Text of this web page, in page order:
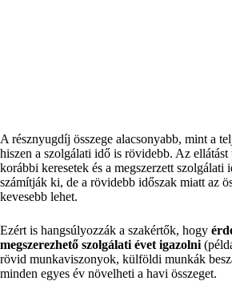
A résznyugdíj összege alacsonyabb, mint a
hiszen a szolgálati idő is rövidebb. Az ellátást
korábbi keresetek és a megszerzett szolgálati
számítják ki, de a rövidebb időszak miatt az
kevesebb lehet.
Ezért is hangsúlyozzák a szakértők, hogy
megszerezhető szolgálati évet igazolni
rövid munkaviszonyok, külföldi munkák
minden egyes év növelheti a havi összeget.